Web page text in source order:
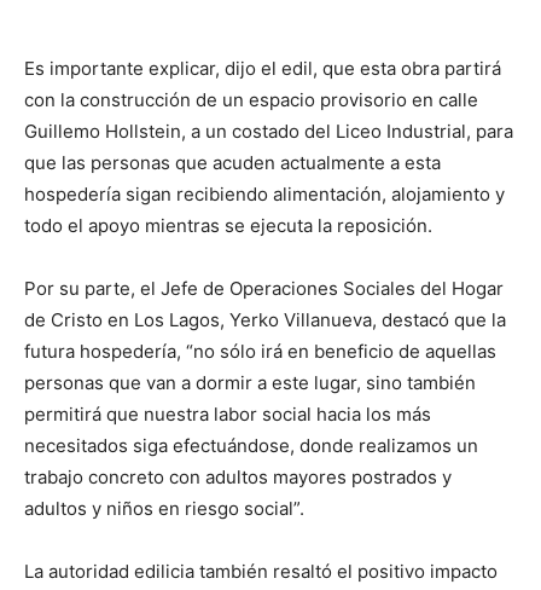
Es importante explicar, dijo el edil, que esta obra partirá
con la construcción de un espacio provisorio en calle
Guillemo Hollstein, a un costado del Liceo Industrial, para
que las personas que acuden actualmente a esta
hospedería sigan recibiendo alimentación, alojamiento y
todo el apoyo mientras se ejecuta la reposición.
Por su parte, el Jefe de Operaciones Sociales del Hogar
de Cristo en Los Lagos, Yerko Villanueva, destacó que la
futura hospedería, “no sólo irá en beneficio de aquellas
personas que van a dormir a este lugar, sino también
permitirá que nuestra labor social hacia los más
necesitados siga efectuándose, donde realizamos un
trabajo concreto con adultos mayores postrados y
adultos y niños en riesgo social”.
La autoridad edilicia también resaltó el positivo impacto